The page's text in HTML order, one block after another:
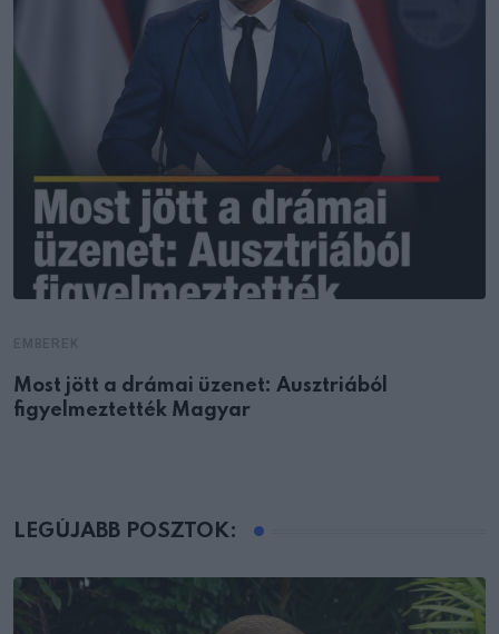
Most jött a drámai üzenet: Ausztriából
figyelmeztették Magyar
LEGÚJABB POSZTOK: